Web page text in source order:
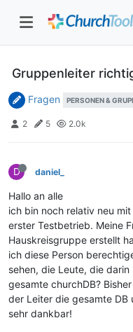
Gruppenleiter
Fragen PERSONEN &
2 5 2.0k
D daniel_
Hallo an alle
ich bin noch relativ neu
erster Testbetrieb. Meine
Hauskreisgruppe erstellt
ich diese Person
sehen, die Leute, die
gesamte churchDB?
der Leiter die gesamte DB
sehr dankbar!